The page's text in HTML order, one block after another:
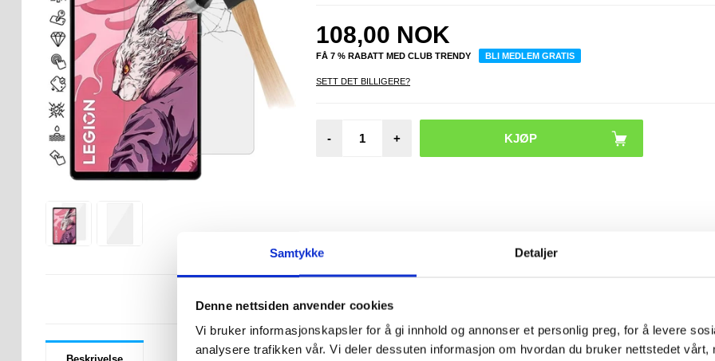
Samtykke Detaljer
Denne nettsiden anvender cookies
Vi bruker informasjonskapsler for å gi innhold og annonser et personlig preg, for å levere
analysere trafikken vår. Vi deler dessuten informasjon om hvordan du bruker nettstedet vårt,
108,00 NOK
FÅ 7 % RABATT MED CLUB TRENDY BLI MEDLEM GRATIS
SETT DET BILLIGERE?
- +
LURER DU PÅ NOE? SPØR OSS!